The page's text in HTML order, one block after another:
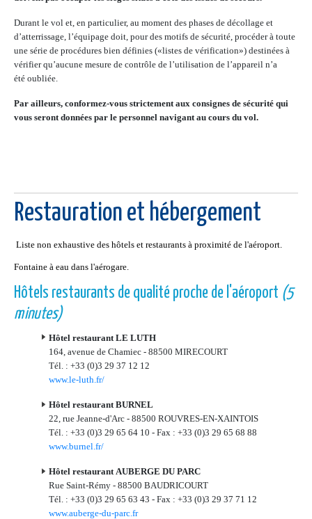
Durant le vol et, en particulier, au moment des phases de décollage et
d’atterrissage, l’équipage doit, pour des motifs de sécurité, procéder à toute
une série de procédures bien définies («listes de vérification») destinées à
vérifier qu’aucune mesure de contrôle de l’utilisation de l’appareil n’a
été oubliée.
Par ailleurs, conformez-vous strictement aux consignes de sécurité qui
vous seront données par le personnel navigant au cours du vol.
Restauration et hébergement
Liste non exhaustive des hôtels et restaurants à proximité de l'aéroport.
Fontaine à eau dans l'aérogare.
Hôtels restaurants de qualité proche de l'aéroport (5
minutes)
Hôtel restaurant LE LUTH
164, avenue de Chamiec - 88500 MIRECOURT
Tél. : +33 (0)3 29 37 12 12
www.le-luth.fr/
Hôtel restaurant BURNEL
22, rue Jeanne-d'Arc - 88500 ROUVRES-EN-XAINTOIS
Tél. : +33 (0)3 29 65 64 10 - Fax : +33 (0)3 29 65 68 88
www.burnel.fr/
Hôtel restaurant AUBERGE DU PARC
Rue Saint-Rémy - 88500 BAUDRICOURT
Tél. : +33 (0)3 29 65 63 43 - Fax : +33 (0)3 29 37 71 12
www.auberge-du-parc.fr